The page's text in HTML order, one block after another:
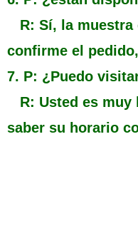
R: Sí, la muestra
confirme el
7. P: ¿Puedo
R: Usted es muy
saber su horario